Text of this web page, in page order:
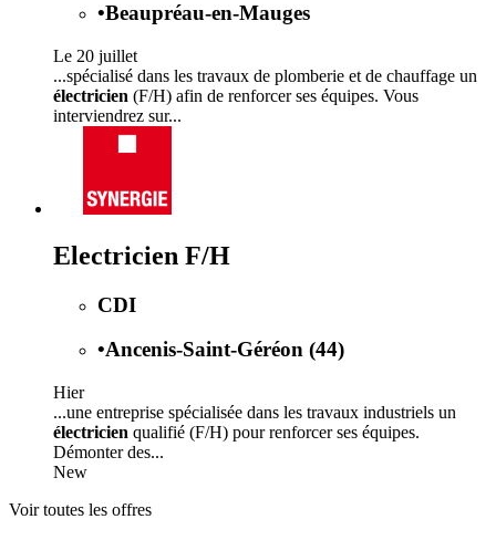
•Beaupréau-en-Mauges
Le 20 juillet
...spécialisé dans les travaux de plomberie et de chauffage un
électricien (F/H) afin de renforcer ses équipes. Vous
interviendrez sur...
Electricien F/H
CDI
•Ancenis-Saint-Géréon (44)
Hier
...une entreprise spécialisée dans les travaux industriels un
électricien qualifié (F/H) pour renforcer ses équipes.
Démonter des...
New
Voir toutes les offres